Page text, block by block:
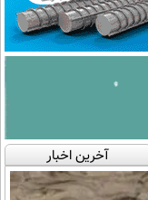
آخرین اخبار